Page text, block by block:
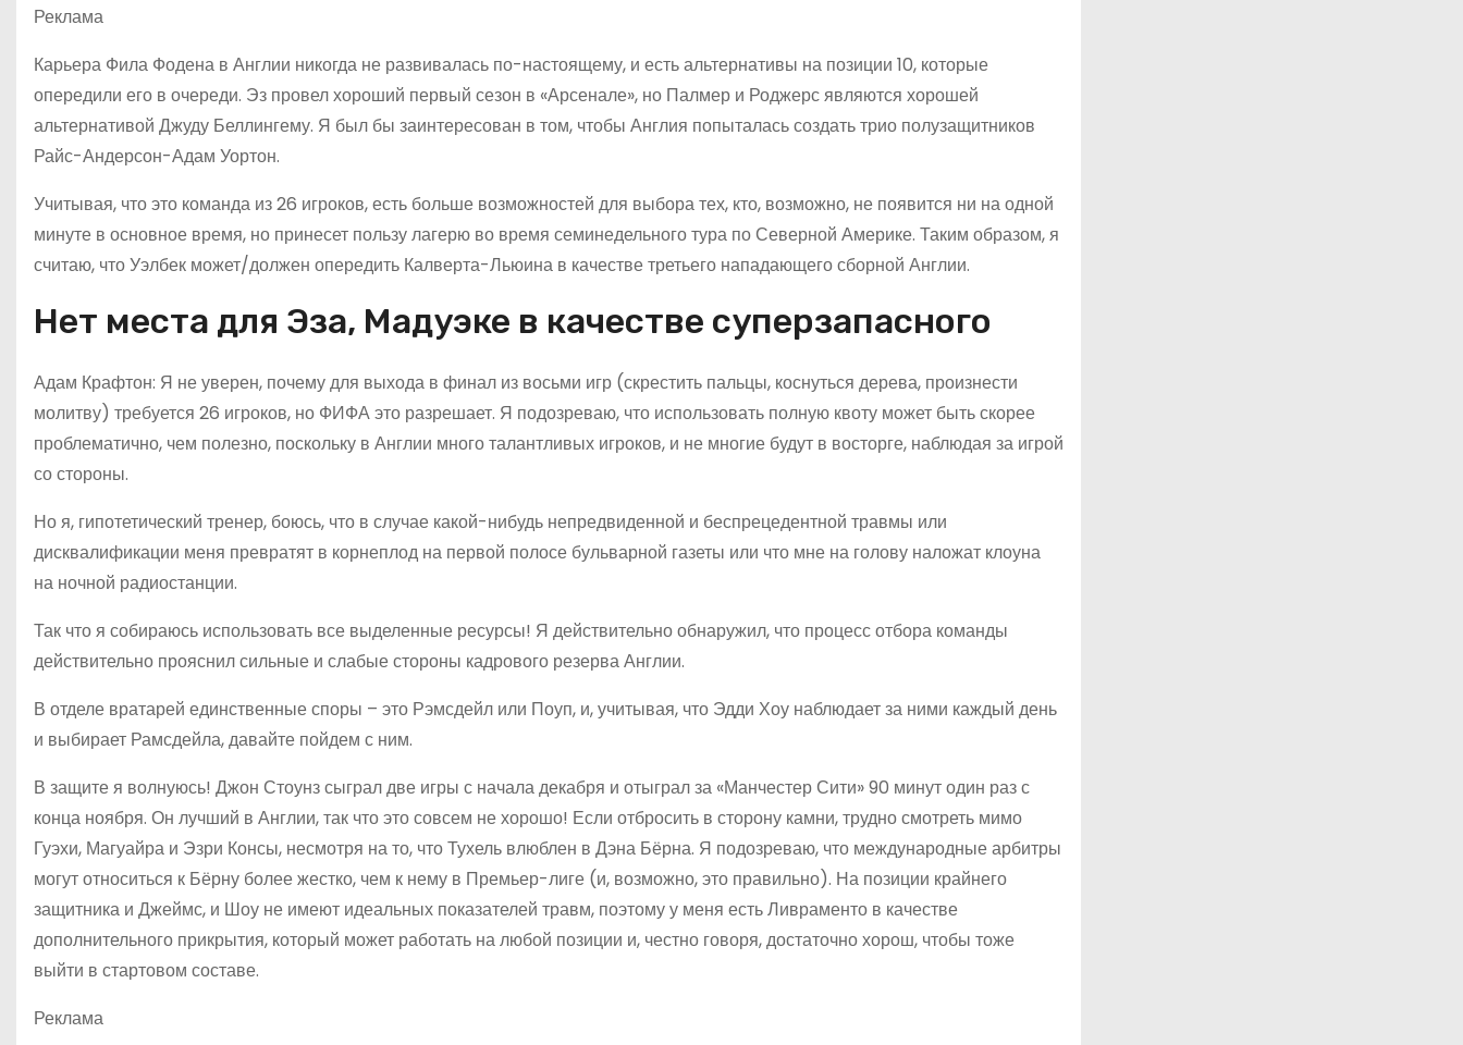
Реклама
Карьера Фила Фодена в Англии никогда не развивалась по-настоящему, и есть альтернативы на позиции 10, которые
опередили его в очереди. Эз провел хороший первый сезон в «Арсенале», но Палмер и Роджерс являются хорошей
альтернативой Джуду Беллингему. Я был бы заинтересован в том, чтобы Англия попыталась создать трио полузащитников
Райс-Андерсон-Адам Уортон.
Учитывая, что это команда из 26 игроков, есть больше возможностей для выбора тех, кто, возможно, не появится ни на одной
минуте в основное время, но принесет пользу лагерю во время семинедельного тура по Северной Америке. Таким образом, я
считаю, что Уэлбек может/должен опередить Калверта-Льюина в качестве третьего нападающего сборной Англии.
Нет места для Эза, Мадуэке в качестве суперзапасного
Адам Крафтон: Я не уверен, почему для выхода в финал из восьми игр (скрестить пальцы, коснуться дерева, произнести
молитву) требуется 26 игроков, но ФИФА это разрешает. Я подозреваю, что использовать полную квоту может быть скорее
проблематично, чем полезно, поскольку в Англии много талантливых игроков, и не многие будут в восторге, наблюдая за игрой
со стороны.
Но я, гипотетический тренер, боюсь, что в случае какой-нибудь непредвиденной и беспрецедентной травмы или
дисквалификации меня превратят в корнеплод на первой полосе бульварной газеты или что мне на голову наложат клоуна
на ночной радиостанции.
Так что я собираюсь использовать все выделенные ресурсы! Я действительно обнаружил, что процесс отбора команды
действительно прояснил сильные и слабые стороны кадрового резерва Англии.
В отделе вратарей единственные споры – это Рэмсдейл или Поуп, и, учитывая, что Эдди Хоу наблюдает за ними каждый день
и выбирает Рамсдейла, давайте пойдем с ним.
В защите я волнуюсь! Джон Стоунз сыграл две игры с начала декабря и отыграл за «Манчестер Сити» 90 минут один раз с
конца ноября. Он лучший в Англии, так что это совсем не хорошо! Если отбросить в сторону камни, трудно смотреть мимо
Гуэхи, Магуайра и Эзри Консы, несмотря на то, что Тухель влюблен в Дэна Бёрна. Я подозреваю, что международные арбитры
могут относиться к Бёрну более жестко, чем к нему в Премьер-лиге (и, возможно, это правильно). На позиции крайнего
защитника и Джеймс, и Шоу не имеют идеальных показателей травм, поэтому у меня есть Ливраменто в качестве
дополнительного прикрытия, который может работать на любой позиции и, честно говоря, достаточно хорош, чтобы тоже
выйти в стартовом составе.
Реклама